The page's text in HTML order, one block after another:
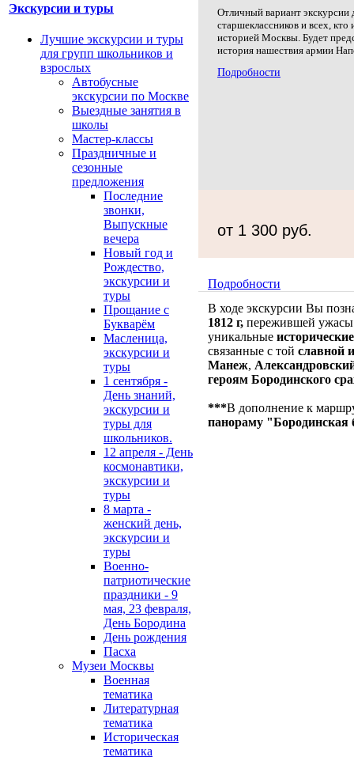
Экскурсии и туры
Лучшие экскурсии и туры
для групп школьников и
взрослых
Автобусные
экскурсии по Москве
Выездные занятия в
школы
Мастер-классы
Праздничные и
сезонные
предложения
Последние
звонки,
Выпускные
вечера
Новый год и
Рождество,
экскурсии и
туры
Прощание с
Букварём
Масленица,
экскурсии и
туры
1 сентября -
День знаний,
экскурсии и
туры для
школьников.
12 апреля - День
космонавтики,
экскурсии и
туры
8 марта -
женский день,
экскурсии и
туры
Военно-
патриотические
праздники - 9
мая, 23 февраля,
День Бородина
День рождения
Пасха
Музеи Москвы
Военная
тематика
Литературная
тематика
Историческая
тематика
Отличный вариант экскурсии
старшеклассников и всех, кто
историей Москвы. Будет
история нашествия армии
Подробности
от 1 300 руб.
Подробности
В ходе экскурсии Вы
1812 г, пережившей
уникальные
связанные с той славной
Манеж,
героям Бородинского
***В дополнение к
панораму "Бородинская